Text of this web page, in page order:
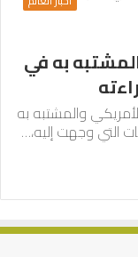
به في
والمشتبه به
التي وجهت إليه،…